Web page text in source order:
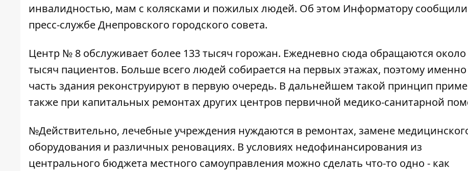
инвалидностью, мам с колясками и пожилых людей. Об этом Информатору
пресс-службе Днепровского городского совета.
Центр № 8 обслуживает более 133 тысяч горожан. Ежедневно сюда обращаются около
тысяч пациентов. Больше всего людей собирается на первых этажах, поэтому именно
часть здания реконструируют в первую очередь. В дальнейшем такой принцип
также при капитальных ремонтах других центров первичной медико-санитарной
№Действительно, лечебные учреждения нуждаются в ремонтах, замене
оборудования и различных реновациях. В условиях недофинансирования из
центрального бюджета местного самоуправления можно сделать что-то одно - как